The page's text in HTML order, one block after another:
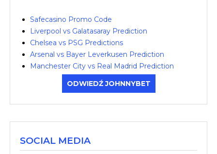
Safecasino Promo Code
Liverpool vs Galatasaray Prediction
Chelsea vs PSG Predictions
Arsenal vs Bayer Leverkusen Prediction
Manchester City vs Real Madrid Prediction
ODWIEDŹ JOHNNYBET
SOCIAL MEDIA